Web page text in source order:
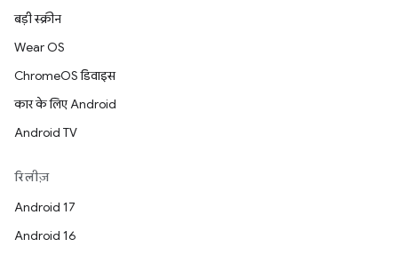
बड़ी स्क्रीन
Wear OS
ChromeOS डिवाइस
कार के लिए Android
Android TV
रिलीज़
Android 17
Android 16